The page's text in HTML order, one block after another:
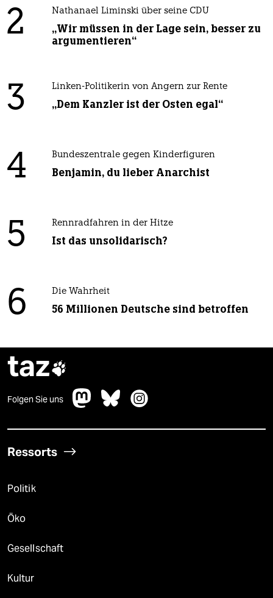
2 Nathanael Liminski über seine CDU
„Wir müssen in der Lage sein, besser zu
argumentieren“
3 Linken-Politikerin von Angern zur Rente
„Dem Kanzler ist der Osten egal“
4 Bundeszentrale gegen Kinderfiguren
Benjamin, du lieber Anarchist
5 Rennradfahren in der Hitze
Ist das unsolidarisch?
6 Die Wahrheit
56 Millionen Deutsche sind betroffen
taz
Folgen Sie uns
Ressorts
Politik
Öko
Gesellschaft
Kultur